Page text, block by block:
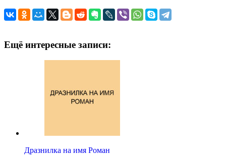
Ещё интересные записи:
Дразнилка на имя Роман